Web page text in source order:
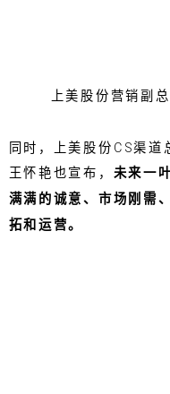
上美股份营销副
同时，上美股份CS渠
王怀艳也宣布， 未来一
满满的诚意、市场刚需
拓和运营。